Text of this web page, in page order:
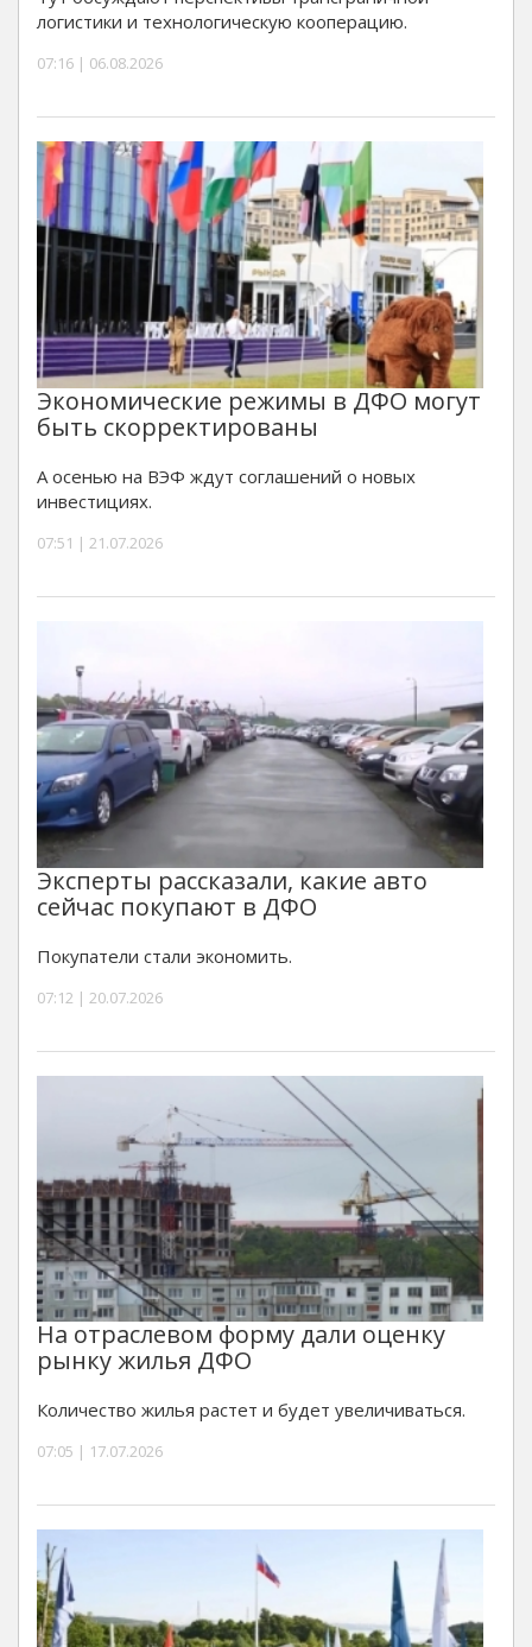
логистики и технологическую кооперацию.
07:16 | 06.08.2026
Экономические режимы в ДФО могут
быть скорректированы
А осенью на ВЭФ ждут соглашений о новых
инвестициях.
07:51 | 21.07.2026
Эксперты рассказали, какие авто
сейчас покупают в ДФО
Покупатели стали экономить.
07:12 | 20.07.2026
На отраслевом форму дали оценку
рынку жилья ДФО
Количество жилья растет и будет увеличиваться.
07:05 | 17.07.2026